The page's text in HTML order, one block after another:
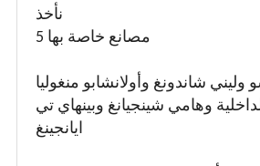
نأخذ
5 مصانع خاصة بها
وليني شاندونغ وأولانشابو منغوليا
ايانجينغ